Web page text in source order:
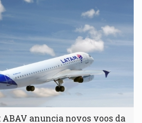
ABAV anuncia novos voos da